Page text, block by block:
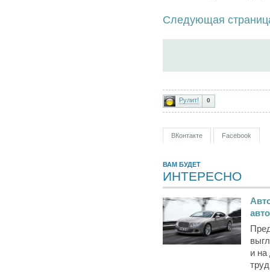
Следующая
Рулит! 0
ВКонтакте Facebook
ВАМ БУДЕТ
ИНТЕРЕСНО
и на